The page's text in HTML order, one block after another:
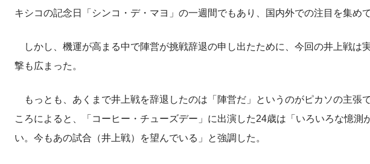
キシコの記念日「シンコ・デ・マヨ」の一週間でもあり、国内外での注目を集めて
しかし、機運が高まる中で陣営が挑戦辞退の申し出たために、今回の井上戦
撃も広まった。
もっとも、あくまで井上戦を辞退したのは「陣営だ」というのがピカソの主張
ころによると、「コーヒー・チューズデー」に出演した24歳は「いろいろな憶
い。今もあの試合（井上戦）を望んでいる」と強調した。